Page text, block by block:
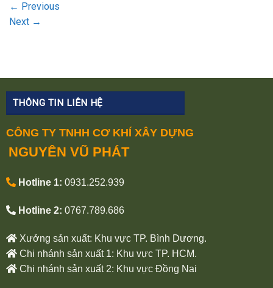
← Previous
Next →
THÔNG TIN LIÊN HỆ
CÔNG TY TNHH CƠ KHÍ XÂY DỰNG
NGUYÊN VŨ PHÁT
Hotline 1: 0931.252.939
Hotline 2: 0767.789.686
Xưởng sản xuất: Khu vực TP. Bình Dương.
Chi nhánh sản xuất 1: Khu vực TP. HCM.
Chi nhánh sản xuất 2: Khu vực Đồng Nai